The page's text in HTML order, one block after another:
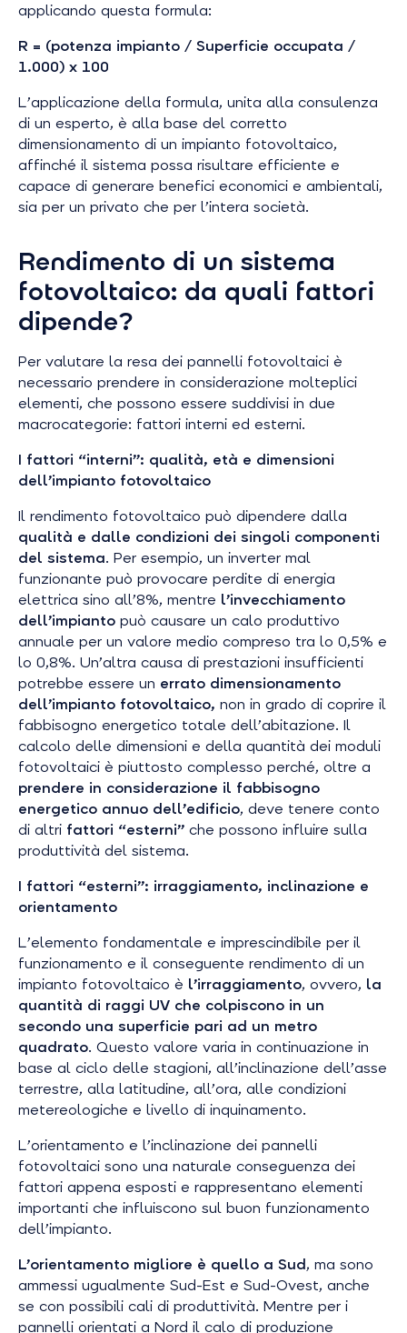
applicando questa formula:
R = (potenza impianto / Superficie occupata /
1.000) x 100
L’applicazione della formula, unita alla consulenza
di un esperto, è alla base del corretto
dimensionamento di un impianto fotovoltaico,
affinché il sistema possa risultare efficiente e
capace di generare benefici economici e ambientali,
sia per un privato che per l’intera società.
Rendimento di un sistema
fotovoltaico: da quali fattori
dipende?
Per valutare la resa dei pannelli fotovoltaici è
necessario prendere in considerazione molteplici
elementi, che possono essere suddivisi in due
macrocategorie: fattori interni ed esterni.
I fattori “interni”: qualità, età e dimensioni
dell’impianto fotovoltaico
Il rendimento fotovoltaico può dipendere dalla
qualità e dalle condizioni dei singoli componenti
del sistema. Per esempio, un inverter mal
funzionante può provocare perdite di energia
elettrica sino all’8%, mentre l’invecchiamento
dell’impianto può causare un calo produttivo
annuale per un valore medio compreso tra lo 0,5% e
lo 0,8%. Un’altra causa di prestazioni insufficienti
potrebbe essere un errato dimensionamento
dell’impianto fotovoltaico, non in grado di coprire il
fabbisogno energetico totale dell’abitazione. Il
calcolo delle dimensioni e della quantità dei moduli
fotovoltaici è piuttosto complesso perché, oltre a
prendere in considerazione il fabbisogno
energetico annuo dell’edificio, deve tenere conto
di altri fattori “esterni” che possono influire sulla
produttività del sistema.
I fattori “esterni”: irraggiamento, inclinazione e
orientamento
L’elemento fondamentale e imprescindibile per il
funzionamento e il conseguente rendimento di un
impianto fotovoltaico è l’irraggiamento, ovvero, la
quantità di raggi UV che colpiscono in un
secondo una superficie pari ad un metro
quadrato. Questo valore varia in continuazione in
base al ciclo delle stagioni, all’inclinazione dell’asse
terrestre, alla latitudine, all’ora, alle condizioni
metereologiche e livello di inquinamento.
L’orientamento e l’inclinazione dei pannelli
fotovoltaici sono una naturale conseguenza dei
fattori appena esposti e rappresentano elementi
importanti che influiscono sul buon funzionamento
dell’impianto.
L’orientamento migliore è quello a Sud, ma sono
ammessi ugualmente Sud-Est e Sud-Ovest, anche
se con possibili cali di produttività. Mentre per i
pannelli orientati a Nord il calo di produzione